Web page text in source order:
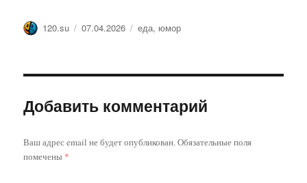
Автор
120.su Опубликовано
07.04.2026 Метки
еда, юмор
Добавить комментарий
Ваш адрес email не будет опубликован.Обязательные поля
помечены *